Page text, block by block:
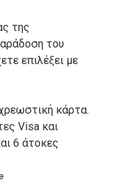
της
του
επιλέξει με
κάρτα.
Visa και
6 άτοκες
μέσα από